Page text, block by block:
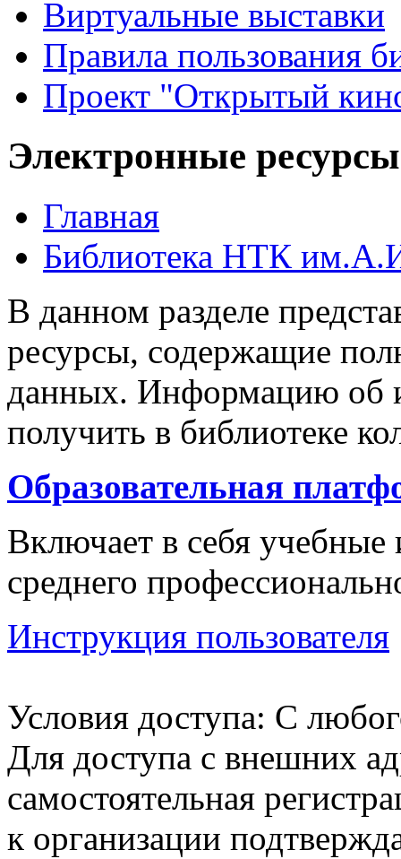
Виртуальные выставки
Правила пользования
Проект "Открытый
Электронные
Главная
Библиотека НТК
В данном разделе
ресурсы, содержащие
данных. Информацию об
получить в библиотеке
Образовательная
Включает в себя
среднего
Инструкция пользователя
Условия доступа: С
Для доступа с внешних
самостоятельная
к организации